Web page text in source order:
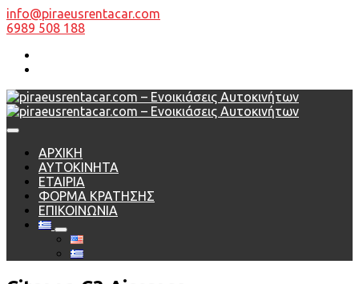
info@piraeusrentacar.com
6989 508 188
ΑΡΧΙΚΗ
AYTOKINHTA
ΕΤΑΙΡΙΑ
ΦΟΡΜΑ ΚΡΑΤΗΣΗΣ
ΕΠΙΚΟΙΝΩΝΙΑ